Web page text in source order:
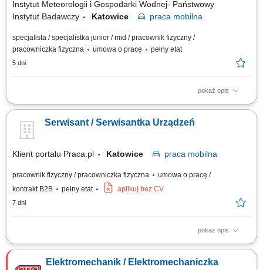
Instytut Meteorologii i Gospodarki Wodnej- Państwowy
Instytut Badawczy
Katowice praca mobilna
specjalista / specjalistka junior / mid / pracownik fizyczny /
pracowniczka fizyczna
umowa o pracę pełny etat
5 dni
pokaż opis
Jeśli chcesz dołączyć do grona specjalistów IMGW-PIB na poszukiwane
Monitoring systemów telemetrycznych; Serwisowanie i obsługę stacji
telemetrycznych; Budowę i przenoszenie stacji telemetrycznych,
Serwisant / Serwisantka Urządzeń
Klient portalu Praca.pl Katowice praca mobilna
pracownik fizyczny / pracowniczka fizyczna
umowa o pracę /
kontrakt B2B
pełny etat aplikuj bez CV
7 dni
pokaż opis
nadzór nad stanem technicznym maszyn i urządzeń w przypisanym
diagnozowanie usterek i rozwiązywanie problemów technicznych,
Elektromechanik / Elektromechaniczka